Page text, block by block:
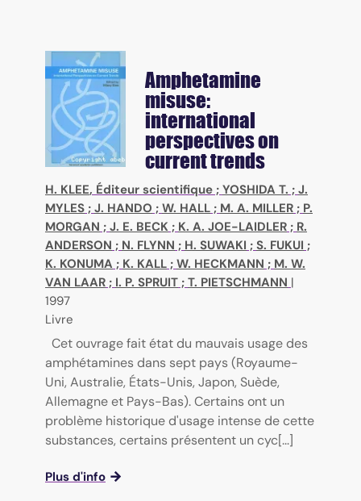
Amphetamine
misuse:
international
perspectives on
current trends
H. KLEE, Éditeur scientifique ; YOSHIDA T. ; J.
MYLES ; J. HANDO ; W. HALL ; M. A. MILLER ; P.
MORGAN ; J. E. BECK ; K. A. JOE-LAIDLER ; R.
ANDERSON ; N. FLYNN ; H. SUWAKI ; S. FUKUI ;
K. KONUMA ; K. KALL ; W. HECKMANN ; M. W.
VAN LAAR ; I. P. SPRUIT ; T. PIETSCHMANN |
1997
Livre
Cet ouvrage fait état du mauvais usage des
amphétamines dans sept pays (Royaume-
Uni, Australie, États-Unis, Japon, Suède,
Allemagne et Pays-Bas). Certains ont un
problème historique d'usage intense de cette
substances, certains présentent un cyc[...]
Plus d'info